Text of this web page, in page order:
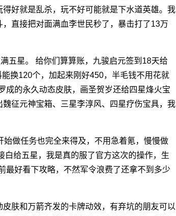
好就是乱杀，玩不好可能就是下水道英雄。我
直接把对面满血李世民秒了，暴击打了13万
五星。 给你们算算账，九骏启元签到18天给
换120个，加起来刚好450，半毛钱不用花就
成的永久动态皮肤，画圣贺岁还给四星烽火宝
征元神宝箱、三星李淳风、四星疗伤宝具，我
做任务也完全来得及，不用急着氪，慢慢做
给五星，我是真的服了官方这次的操作，生
最好看下攻略，不然军令浪费了还拿不到多少
肤和万箭齐发的卡牌动效，有弃坑的朋友可以